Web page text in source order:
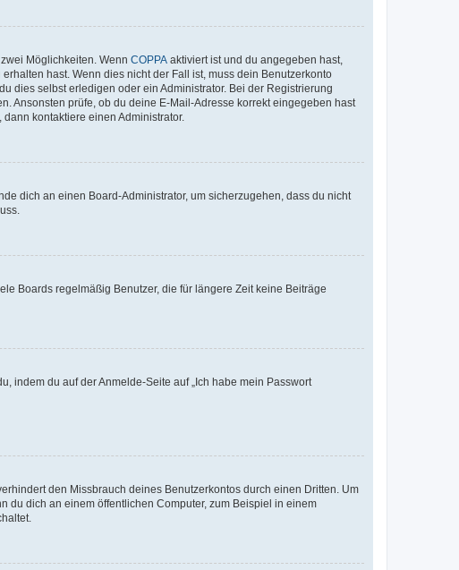
Möglichkeiten. Wenn COPPA aktiviert ist und du angegeben hast,
hast. Wenn dies nicht der Fall ist, muss dein Benutzerkonto
dies selbst erledigen oder ein Administrator. Bei der Registrierung
Ansonsten prüfe, ob du deine E-Mail-Adresse korrekt eingegeben hast
kontaktiere einen Administrator.
dich an einen Board-Administrator, um sicherzugehen, dass du nicht
Boards regelmäßig Benutzer, die für längere Zeit keine Beiträge
indem du auf der Anmelde-Seite auf „Ich habe mein Passwort
den Missbrauch deines Benutzerkontos durch einen Dritten. Um
du dich an einem öffentlichen Computer, zum Beispiel in einem